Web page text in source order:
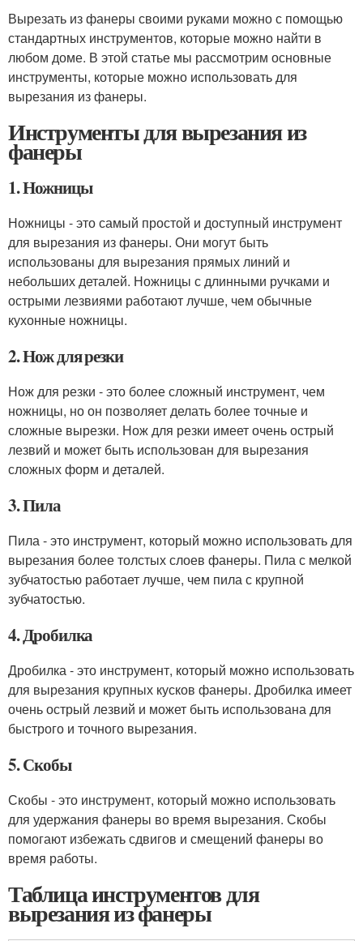
Вырезать из фанеры своими руками можно с помощью
стандартных инструментов, которые можно найти в
любом доме. В этой статье мы рассмотрим основные
инструменты, которые можно использовать для
вырезания из фанеры.
Инструменты для вырезания из
фанеры
1. Ножницы
Ножницы - это самый простой и доступный инструмент
для вырезания из фанеры. Они могут быть
использованы для вырезания прямых линий и
небольших деталей. Ножницы с длинными ручками и
острыми лезвиями работают лучше, чем обычные
кухонные ножницы.
2. Нож для резки
Нож для резки - это более сложный инструмент, чем
ножницы, но он позволяет делать более точные и
сложные вырезки. Нож для резки имеет очень острый
лезвий и может быть использован для вырезания
сложных форм и деталей.
3. Пила
Пила - это инструмент, который можно использовать для
вырезания более толстых слоев фанеры. Пила с мелкой
зубчатостью работает лучше, чем пила с крупной
зубчатостью.
4. Дробилка
Дробилка - это инструмент, который можно использовать
для вырезания крупных кусков фанеры. Дробилка имеет
очень острый лезвий и может быть использована для
быстрого и точного вырезания.
5. Скобы
Скобы - это инструмент, который можно использовать
для удержания фанеры во время вырезания. Скобы
помогают избежать сдвигов и смещений фанеры во
время работы.
Таблица инструментов для
вырезания из фанеры